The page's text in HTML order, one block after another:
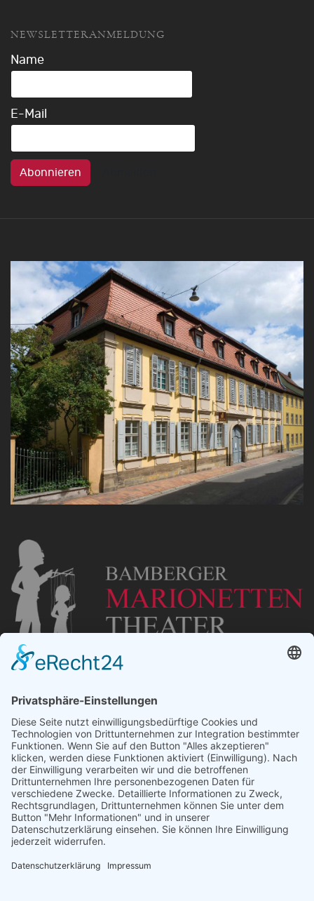
NEWSLETTERANMELDUNG
Name
E-Mail
Abonnieren
„Staubsches Haus“
Untere Sandstraße 30
96049 Bamberg
Tel: +49 (0) 951 67600
E-Mail:info@bamberger-marionettentheater.de